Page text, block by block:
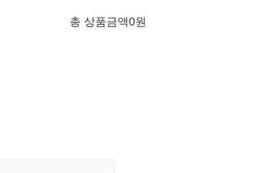
총 상품금액0원